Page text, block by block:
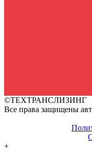
©ТЕХТРАНСЛИЗИНГ
Все права защищены
+